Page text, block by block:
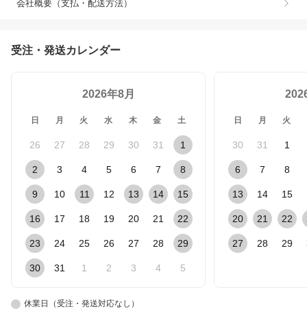
会社概要（支払・配送方法）
受注・発送カレンダー
2026年8月
日 月 火 水 木 金 土
26 27 28 29 30 31 1
2 3 4 5 6 7 8
9 10 11 12 13 14 15
16 17 18 19 20 21 22
23 24 25 26 27 28 29
30 31 1 2 3 4 5
日 月 火
30 31 1
6 7 8
13 14 15
20 21 22
27 28 29
休業日（受注・発送対応なし）